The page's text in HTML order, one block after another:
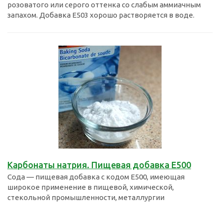
розоватого или серого оттенка со слабым аммиачным
запахом. Добавка E503 хорошо растворяется в воде.
Карбонаты натрия. Пищевая добавка Е500
Сода — пищевая добавка с кодом E500, имеющая
широкое применение в пищевой, химической,
стекольной промышленности, металлургии